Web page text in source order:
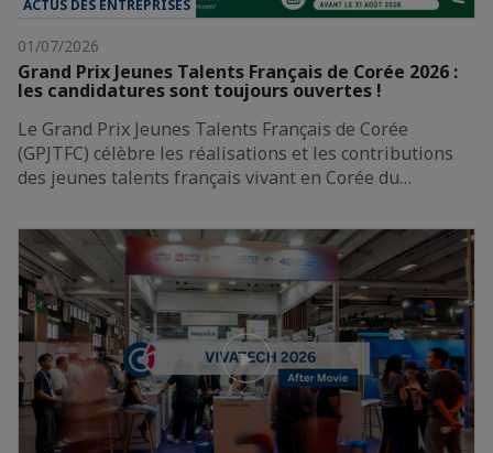
ACTUS DES ENTREPRISES
01/07/2026
Grand Prix Jeunes Talents Français de Corée 2026 :
les candidatures sont toujours ouvertes !
Le Grand Prix Jeunes Talents Français de Corée
(GPJTFC) célèbre les réalisations et les contributions
des jeunes talents français vivant en Corée du…